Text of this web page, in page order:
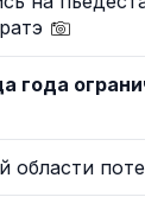
года
области